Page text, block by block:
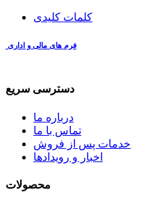
کلمات کلیدی
فرم های مالی و اداری
دسترسی سریع
درباره ما
تماس با ما
خدمات پس از فروش
اخبار و رویدادها
محصولات